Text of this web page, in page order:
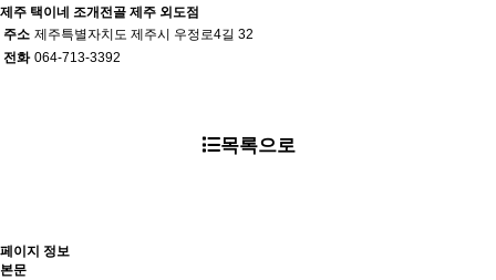
제주 택이네 조개전골 제주 외도점
주소 제주특별자치도 제주시 우정로4길 32
전화 064-713-3392
목록으로
페이지 정보
본문